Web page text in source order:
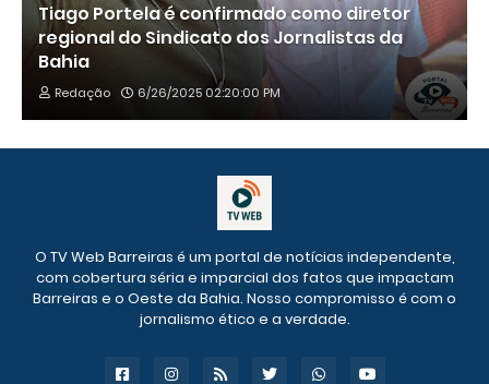
Tiago Portela é confirmado como diretor
regional do Sindicato dos Jornalistas da
Bahia
Redação 6/26/2025 02:20:00 PM
O TV Web Barreiras é um portal de notícias independente,
com cobertura séria e imparcial dos fatos que impactam
Barreiras e o Oeste da Bahia. Nosso compromisso é com o
jornalismo ético e a verdade.